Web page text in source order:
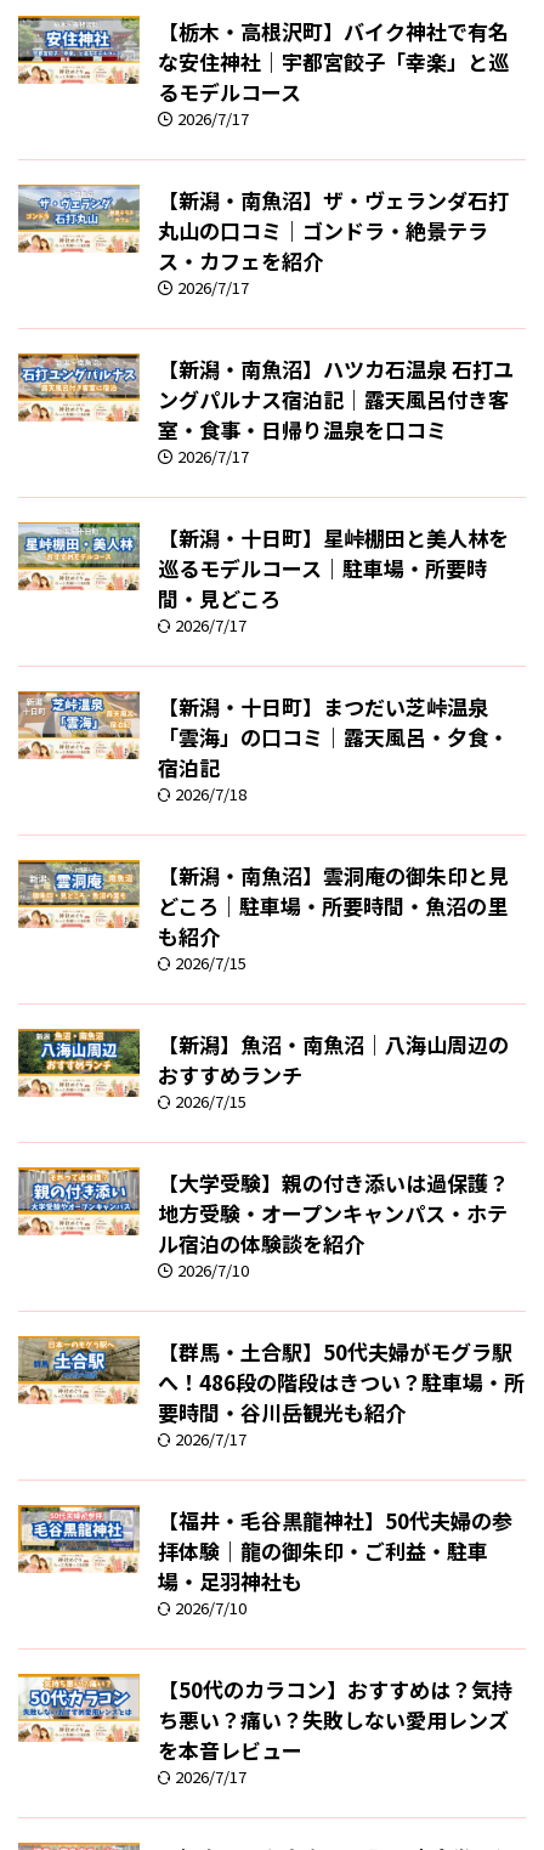
【栃木・高根沢町】バイク神社で有名
な安住神社｜宇都宮餃子「幸楽」と巡
るモデルコース
2026/7/17
【新潟・南魚沼】ザ・ヴェランダ石打
丸山の口コミ｜ゴンドラ・絶景テラ
ス・カフェを紹介
2026/7/17
【新潟・南魚沼】ハツカ石温泉 石打ユ
ングパルナス宿泊記｜露天風呂付き客
室・食事・日帰り温泉を口コミ
2026/7/17
【新潟・十日町】星峠棚田と美人林を
巡るモデルコース｜駐車場・所要時
間・見どころ
2026/7/17
【新潟・十日町】まつだい芝峠温泉
「雲海」の口コミ｜露天風呂・夕食・
宿泊記
2026/7/18
【新潟・南魚沼】雲洞庵の御朱印と見
どころ｜駐車場・所要時間・魚沼の里
も紹介
2026/7/15
【新潟】魚沼・南魚沼｜八海山周辺の
おすすめランチ
2026/7/15
【大学受験】親の付き添いは過保護？
地方受験・オープンキャンパス・ホテ
ル宿泊の体験談を紹介
2026/7/10
【群馬・土合駅】50代夫婦がモグラ駅
へ！486段の階段はきつい？駐車場・所
要時間・谷川岳観光も紹介
2026/7/17
【福井・毛谷黒龍神社】50代夫婦の参
拝体験｜龍の御朱印・ご利益・駐車
場・足羽神社も
2026/7/10
【50代のカラコン】おすすめは？気持
ち悪い？痛い？失敗しない愛用レンズ
を本音レビュー
2026/7/17